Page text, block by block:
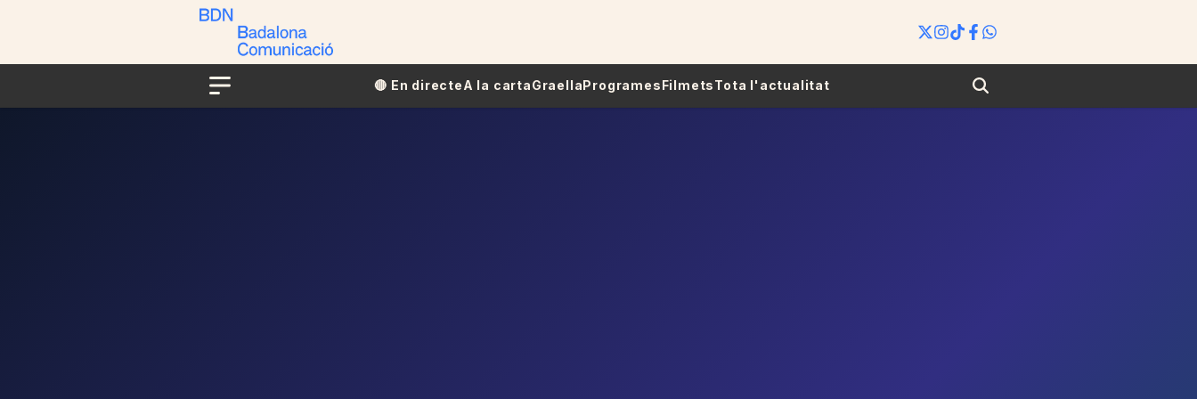
Menu
🔴​​ En directeA la cartaGraellaProgramesFilmetsTota l'actualitat Search